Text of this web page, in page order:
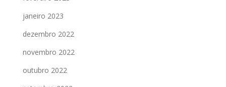
janeiro 2023
dezembro 2022
novembro 2022
outubro 2022